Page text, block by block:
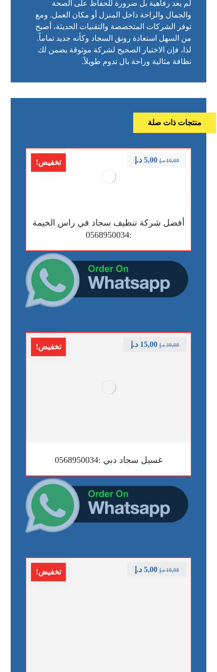
لم يعد رفاهية بل ضرورة للحفاظ على الصحة
والجمال والراحة داخل المنزل أو مكان العمل. ومع
توفر الشركات المتخصصة والتقنيات الحديثة، أصبح
من السهل استعادة رونق السجاد وكأنه جديد تماماً.
لذا، فإن الاختيار الصحيح لشركة موثوقة يضمن لك
نظافة مثالية وراحة بال تدوم طويلاً.
منتجات ذات صلة
تخفيض!
أفضل شركة تنظيف سجاد في راس الخيمة
:0568950034
10,00 د.إ 5,00 د.إ
تخفيض!
غسيل سجاد دبي :0568950034
30,00 د.إ 15,00 د.إ
تخفيض! 10,00 د.إ 5,00 د.إ